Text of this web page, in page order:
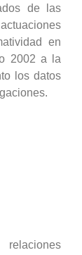
de las
en
2002 a la
los datos